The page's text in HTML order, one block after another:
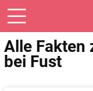
Alle Fakten
bei Fust